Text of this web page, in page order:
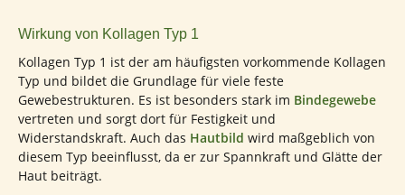
Wirkung von Kollagen Typ 1
Kollagen Typ 1 ist der am häufigsten vorkommende Kollagen
Typ und bildet die Grundlage für viele feste
Gewebestrukturen. Es ist besonders stark im Bindegewebe
vertreten und sorgt dort für Festigkeit und
Widerstandskraft. Auch das Hautbild wird maßgeblich von
diesem Typ beeinflusst, da er zur Spannkraft und Glätte der
Haut beiträgt.